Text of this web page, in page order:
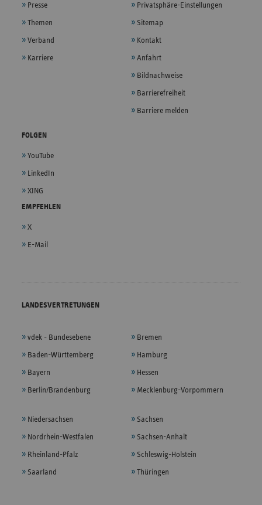
Presse
Themen
Verband
Karriere
Privatsphäre-Einstellungen
Sitemap
Kontakt
Anfahrt
Bildnachweise
Barrierefreiheit
Barriere melden
FOLGEN
YouTube
LinkedIn
XING
EMPFEHLEN
X
E-Mail
LANDESVERTRETUNGEN
vdek - Bundesebene
Baden-Württemberg
Bayern
Berlin/Brandenburg
Bremen
Hamburg
Hessen
Mecklenburg-Vorpommern
Niedersachsen
Nordrhein-Westfalen
Rheinland-Pfalz
Saarland
Sachsen
Sachsen-Anhalt
Schleswig-Holstein
Thüringen